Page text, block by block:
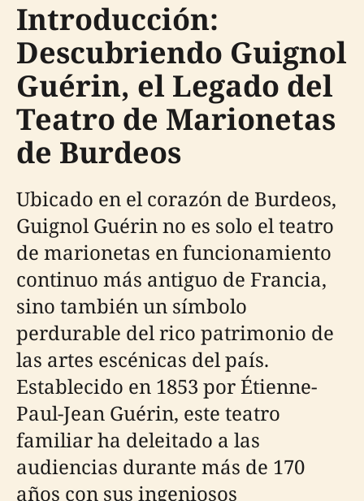
Introducción:
Descubriendo Guignol
Guérin, el Legado del
Teatro de Marionetas
de Burdeos
Ubicado en el corazón de Burdeos,
Guignol Guérin no es solo el teatro
de marionetas en funcionamiento
continuo más antiguo de Francia,
sino también un símbolo
perdurable del rico patrimonio de
las artes escénicas del país.
Establecido en 1853 por Étienne-
Paul-Jean Guérin, este teatro
familiar ha deleitado a las
audiencias durante más de 170
años con sus ingeniosos